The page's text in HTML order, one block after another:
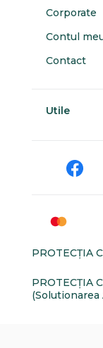
Corporate
Contul
Contact
Utile
PROTECŢIA
PROTECŢIA